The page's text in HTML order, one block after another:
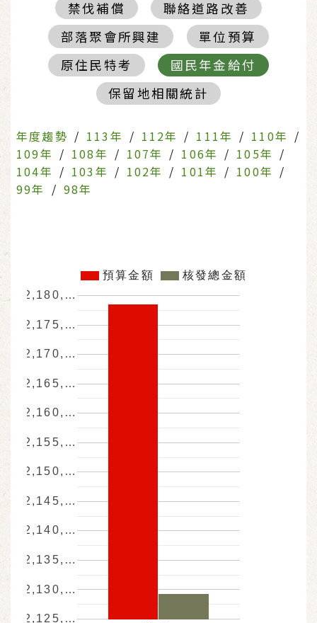
禁伐補償
聯絡道路改善
部落聚會所興建
單位預算
原住民特考
國民年金給付
保留地相關統計
年度趨勢 / 113年 / 112年 / 111年 / 110年 /
109年 / 108年 / 107年 / 106年 / 105年 /
104年 / 103年 / 102年 / 101年 / 100年 /
99年 / 98年
預算金額 核發總金額
2,125,…
2,130,…
2,135,…
2,140,…
2,145,…
2,150,…
2,155,…
2,160,…
2,165,…
2,170,…
2,175,…
2,180,…